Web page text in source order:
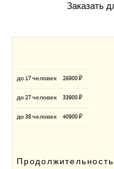
Заказать
до 17 человек 26900 ₽
до 27 человек 33900 ₽
до 38 человек 40900 ₽